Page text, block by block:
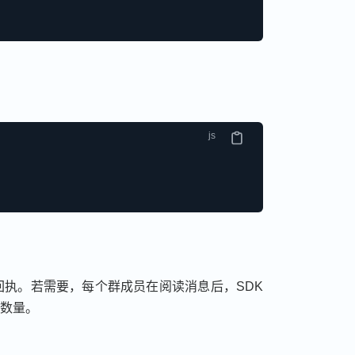
。若需要，每个群成员在阅读消息后，SDK
量。